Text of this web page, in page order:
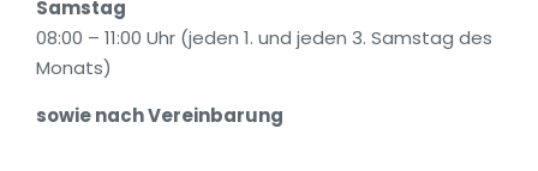
Samstag
08:00 – 11:00 Uhr (jeden 1. und jeden 3. Samstag des
Monats)
sowie nach Vereinbarung